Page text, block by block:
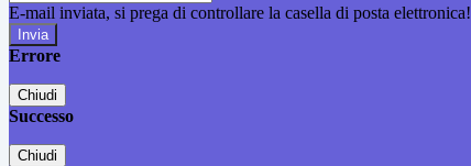
E-mail inviata, si prega di controllare la casella di posta elettronica!
Errore
Chiudi
Successo
Chiudi